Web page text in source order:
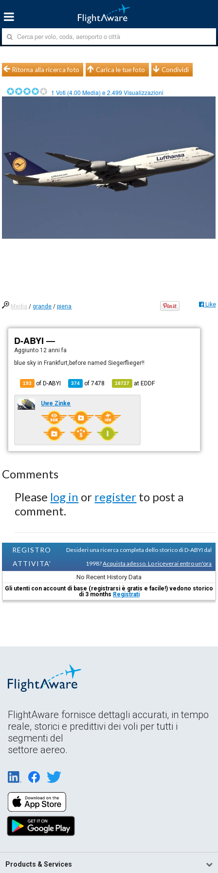
Ritorna alla ricerca foto Carica le tue foto Condividi
1 Voti (4.00 Media) e2.499 Visualizzazioni
Media /grande /piena Like
D-ABYI —
Aggiunto 12 anni fa
blue sky in Frankfurt,before named Siegerflieger!!
193 of D-ABYI 374 of7478 18727 atEDDF
Uwe Zinke
Comments
Please log in or register to post a
comment.
REGISTRO
ATTIVITA'
Desideri una ricerca completa dello storico di D-ABYI dal
1998?Acquista adesso. Lo riceverai entro un'ora
No Recent History Data
Gli utenti con account di base (registrarsi è gratis e facile!) vedono storico
di 3 months Registrati
FlightAware fornisce dettagli accurati, in tempo
reale, storici e predittivi dei voli per tutti i
segmenti del
settore aereo.
Products & Services